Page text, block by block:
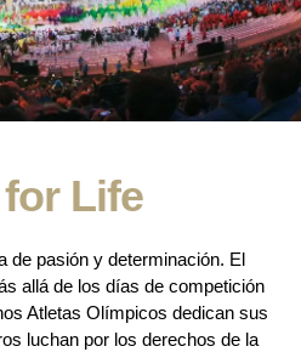
Life
de pasión y determinación. El
allá de los días de competición
Atletas Olímpicos dedican sus
luchan por los derechos de la